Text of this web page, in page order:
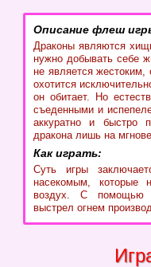
Описание флеш
Драконы являются
нужно добывать себе
не является жестоким,
охотится
он обитает. Но
съеденными и
аккуратно и быстро
дракона лишь на
Как играть:
Суть игры
насекомым, которые
воздух. С помощью
выстрел огнем